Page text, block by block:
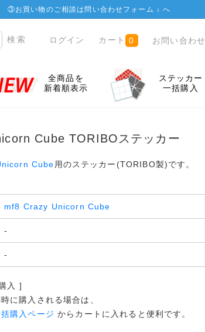
③お買い物のご相談は問い合わせフォーム ↓へ
ログイン カート 0 お問い合わせ
全商品を
新着順表示
ステッカー
一括購入
Cube TORIBOステッカー
Cube 用のステッカー(TORIBO製)です。
mf8 Crazy Unicorn Cube
-
-
入 ]
に購入される場合は、
購入ページ からカートに入れると便利です。